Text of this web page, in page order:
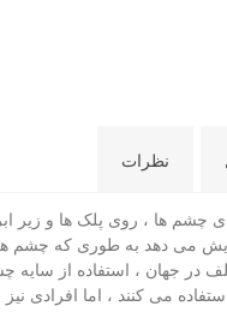
نظرات
چشم ها ، روی پلک ها و زیر
می دهد به طوری که چشم
در جهان ، استفاده از سایه
می کنند ، اما افرادی